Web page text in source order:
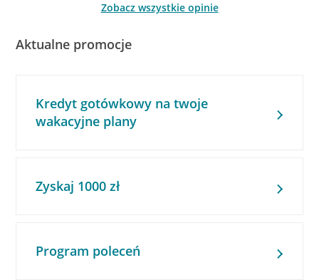
Zobacz wszystkie opinie
Aktualne promocje
Kredyt gotówkowy na twoje
wakacyjne plany
Zyskaj 1000 zł
Program poleceń